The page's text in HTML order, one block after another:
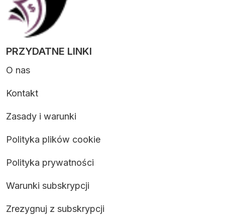
PRZYDATNE LINKI
O nas
Kontakt
Zasady i warunki
Polityka plików cookie
Polityka prywatności
Warunki subskrypcji
Zrezygnuj z subskrypcji